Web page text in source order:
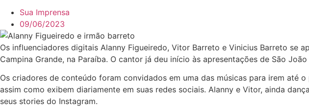
Sua Imprensa
09/06/2023
Os influenciadores digitais Alanny Figueiredo, Vitor Barreto e Vinicius Barreto
Campina Grande, na Paraíba. O cantor já deu início às apresentações de São
Os criadores de conteúdo foram convidados em uma das músicas para irem até
assim como exibem diariamente em suas redes sociais. Alanny e Vitor, ainda
seus stories do Instagram.